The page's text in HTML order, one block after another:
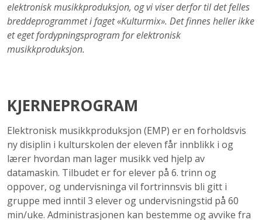
elektronisk musikkproduksjon, og vi viser derfor til det felles
breddeprogrammet i faget «Kulturmix». Det finnes heller ikke
et eget fordypningsprogram for elektronisk
musikkproduksjon.
KJERNEPROGRAM
Elektronisk musikkproduksjon (EMP) er en forholdsvis
ny disiplin i kulturskolen der eleven får innblikk i og
lærer hvordan man lager musikk ved hjelp av
datamaskin. Tilbudet er for elever på 6. trinn og
oppover, og undervisninga vil fortrinnsvis bli gitt i
gruppe med inntil 3 elever og undervisningstid på 60
min/uke. Administrasjonen kan bestemme og avvike fra